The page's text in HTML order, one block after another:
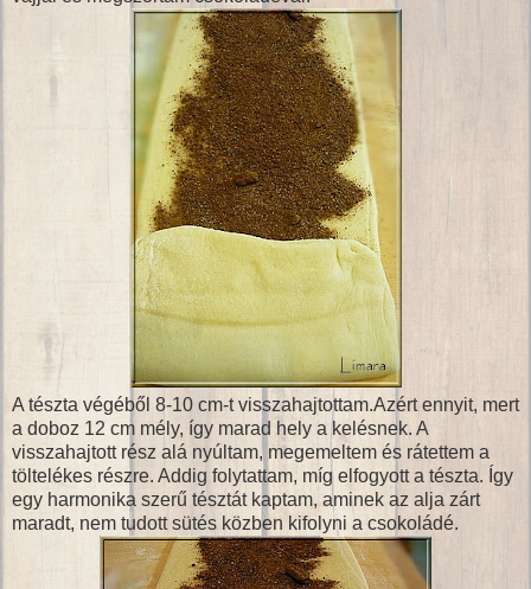
A tészta végéből 8-10 cm-t visszahajtottam.Azért ennyit, mert
a doboz 12 cm mély, így marad hely a kelésnek. A
visszahajtott rész alá nyúltam, megemeltem és rátettem a
töltelékes részre. Addig folytattam, míg elfogyott a tészta. Így
egy harmonika szerű tésztát kaptam, aminek az alja zárt
maradt, nem tudott sütés közben kifolyni a csokoládé.